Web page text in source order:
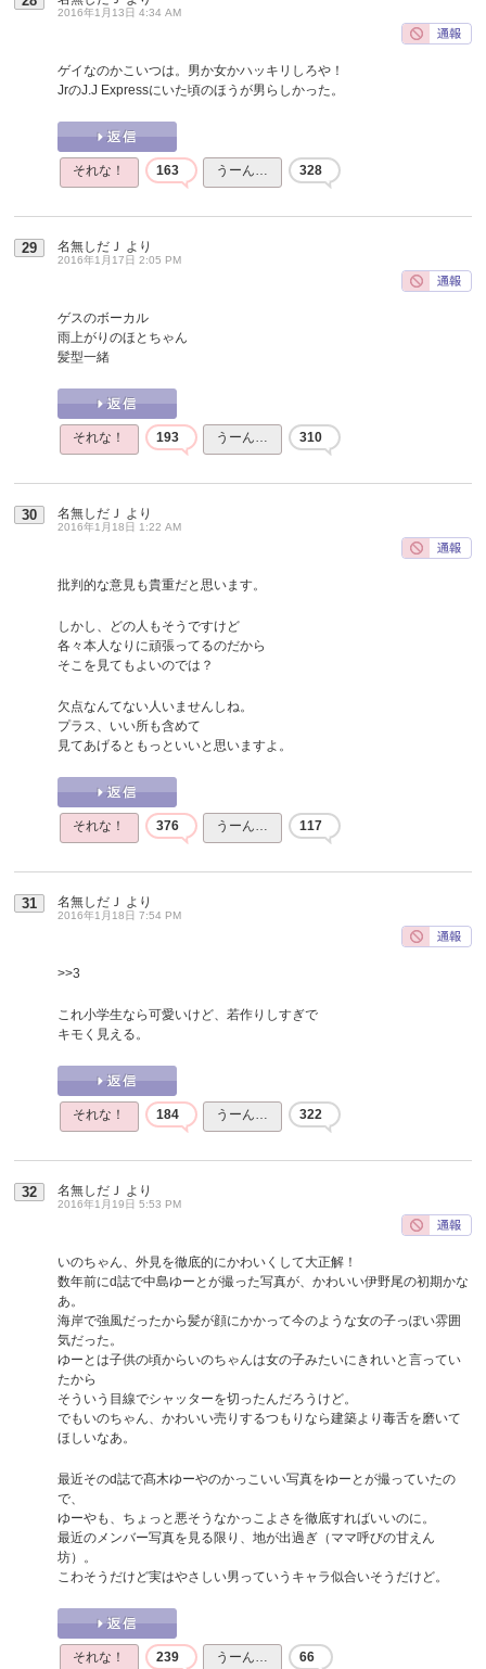
2016年1月13日 4:34 AM
ゲイなのかこいつは。男か女かハッキリしろや！
JrのJ.J Expressにいた頃のほうが男らしかった。
それな！ 163 うーん… 328
29 名無しだＪ より
2016年1月17日 2:05 PM
ゲスのボーカル
雨上がりのほとちゃん
髪型一緒
それな！ 193 うーん… 310
30 名無しだＪ より
2016年1月18日 1:22 AM
批判的な意見も貴重だと思います。
しかし、どの人もそうですけど
各々本人なりに頑張ってるのだから
そこを見てもよいのでは？
欠点なんてない人いませんしね。
プラス、いい所も含めて
見てあげるともっといいと思いますよ。
それな！ 376 うーん… 117
31 名無しだＪ より
2016年1月18日 7:54 PM
>>3
これ小学生なら可愛いけど、若作りしすぎで
キモく見える。
それな！ 184 うーん… 322
32 名無しだＪ より
2016年1月19日 5:53 PM
いのちゃん、外見を徹底的にかわいくして大正解！
数年前にd誌で中島ゆーとが撮った写真が、かわいい伊野尾の初期かな
あ。
海岸で強風だったから髪が顔にかかって今のような女の子っぽい雰囲
気だった。
ゆーとは子供の頃からいのちゃんは女の子みたいにきれいと言ってい
たから
そういう目線でシャッターを切ったんだろうけど。
でもいのちゃん、かわいい売りするつもりなら建築より毒舌を磨いて
ほしいなあ。
最近そのd誌で髙木ゆーやのかっこいい写真をゆーとが撮っていたの
で、
ゆーやも、ちょっと悪そうなかっこよさを徹底すればいいのに。
最近のメンバー写真を見る限り、地が出過ぎ（ママ呼びの甘えん
坊）。
こわそうだけど実はやさしい男っていうキャラ似合いそうだけど。
それな！ 239 うーん… 66